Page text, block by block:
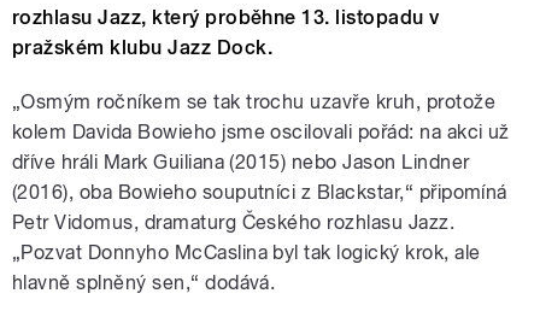
rozhlasu Jazz, který proběhne 13. listopadu v
pražském klubu Jazz Dock.
„Osmým ročníkem se tak trochu uzavře kruh, protože
kolem Davida Bowieho jsme oscilovali pořád: na akci už
dříve hráli Mark Guiliana (2015) nebo Jason Lindner
(2016), oba Bowieho souputníci z Blackstar,“ připomíná
Petr Vidomus, dramaturg Českého rozhlasu Jazz.
„Pozvat Donnyho McCaslina byl tak logický krok, ale
hlavně splněný sen,“ dodává.